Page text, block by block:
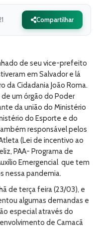
Compartilhar
de seu vice-prefeito
em Salvador e lá
da Cidadania João Roma.
um órgão do Poder
da união do Ministério
do Esporte e do
responsável pelos
(Lei de incentivo ao
PAA- Programa de
Emergencial que tem
nessa pandemia.
de terça feira (23/03), e
algumas demandas e
especial através do
de Camacã